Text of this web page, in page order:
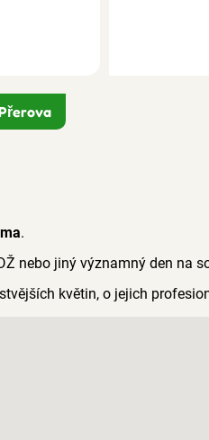
.
nebo jiný významný den na
květin, o jejich